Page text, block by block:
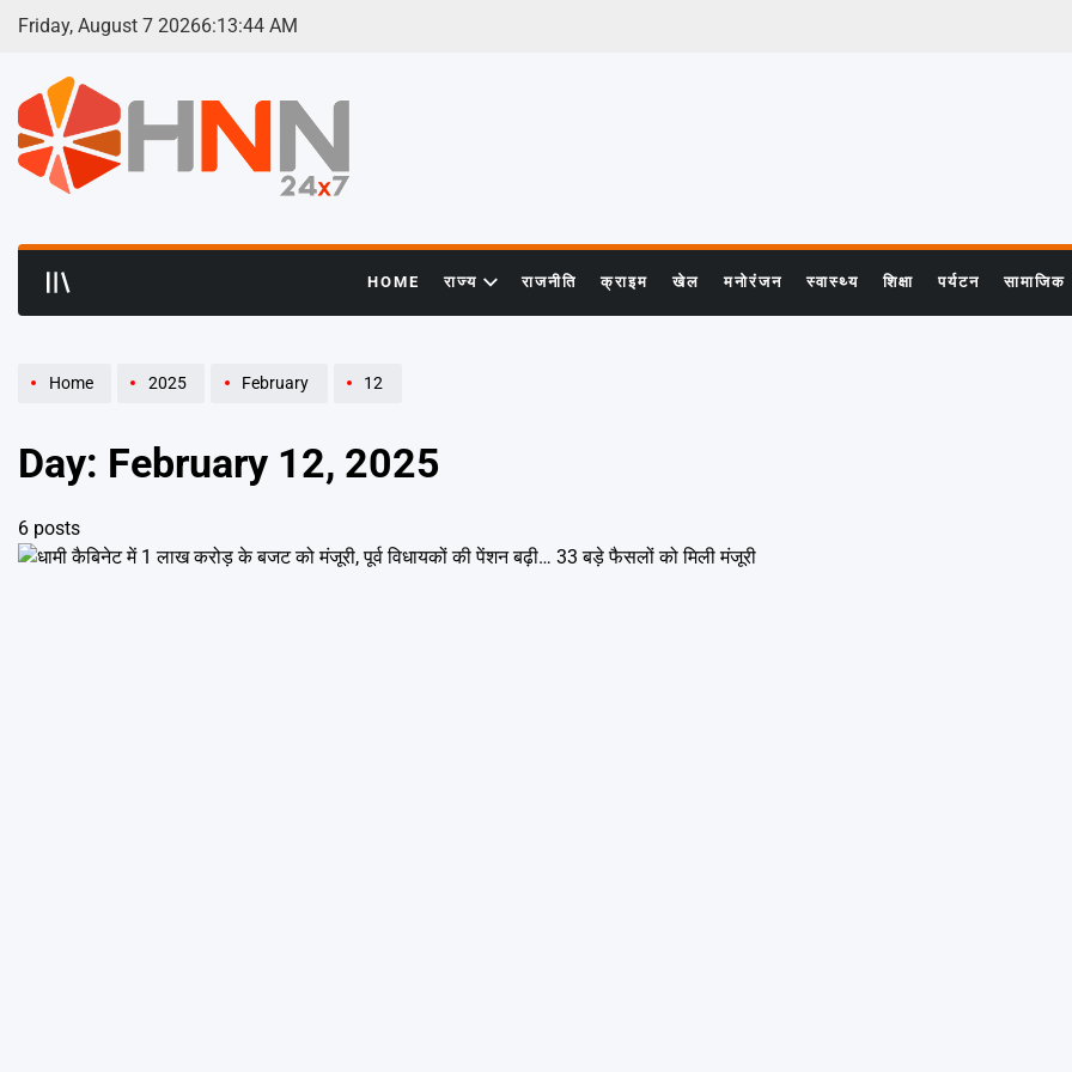
Skip
Friday, August 7 20266:13:44 AM
HOME राज्य राजनीति क्राइम खेल मनोरंजन स्वास्थ्य शिक्षा पर्यटन सामाजिक
Home 2025 February 12
Day: February 12, 2025
6 posts